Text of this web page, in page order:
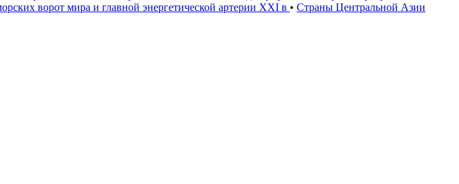
ворот мира и главной энергетической артерии XXI в • Страны Центральной Азии